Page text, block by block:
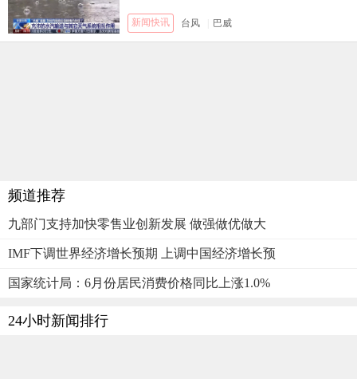
新闻快讯 台风 巴威
频道推荐
九部门支持加快零售业创新发展 做强做优做大
IMF下调世界经济增长预期 上调中国经济增长预
国家统计局：6月份居民消费价格同比上涨1.0%
24小时新闻排行